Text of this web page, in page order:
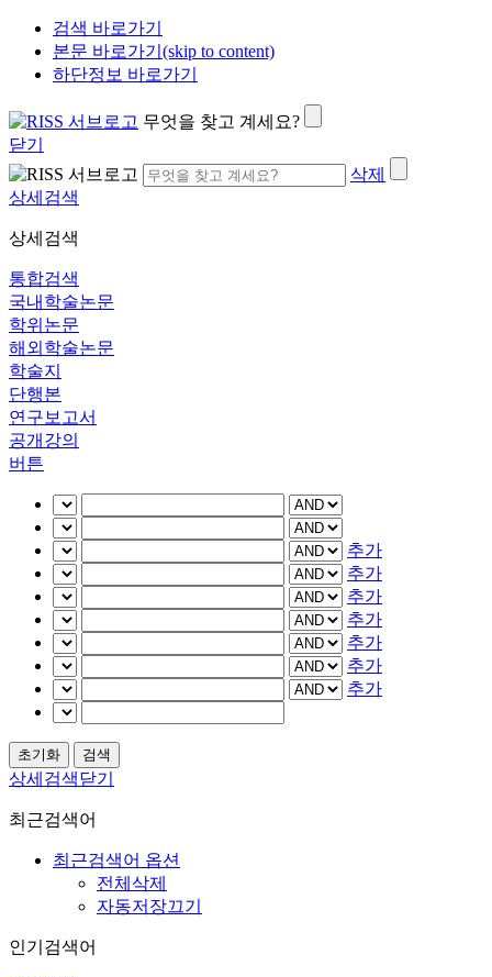
검색 바로가기
본문 바로가기(skip to content)
하단정보 바로가기
무엇을 찾고 계세요?
닫기
삭제
상세검색
상세검색
통합검색
국내학술논문
학위논문
해외학술논문
학술지
단행본
연구보고서
공개강의
버튼
추가
추가
추가
추가
추가
추가
추가
상세검색닫기
최근검색어
최근검색어 옵션
전체삭제
자동저장끄기
인기검색어